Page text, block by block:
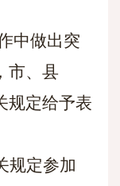
中做出突
市、县
规定给予表
规定参加